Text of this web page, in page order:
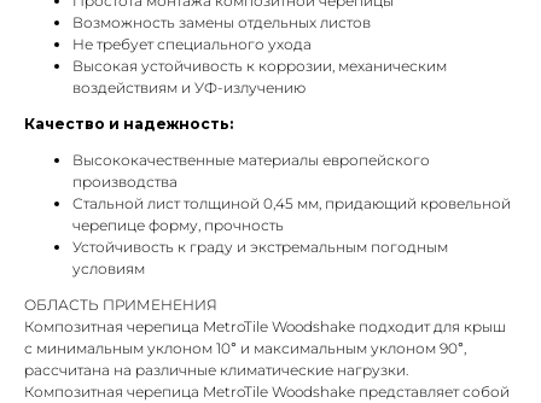
Возможность замены отдельных листов
Не требует специального ухода
Высокая устойчивость к коррозии, механическим
воздействиям и УФ-излучению
Качество и надежность:
Высококачественные материалы европейского
производства
Стальной лист толщиной 0,45 мм, придающий кровельной
черепице форму, прочность
Устойчивость к граду и экстремальным погодным
условиям
ОБЛАСТЬ ПРИМЕНЕНИЯ
Композитная черепица MetroTile Woodshake подходит для крыш
с минимальным уклоном 10° и максимальным уклоном 90°,
рассчитана на различные климатические нагрузки.
Композитная черепица MetroTile Woodshake представляет собой